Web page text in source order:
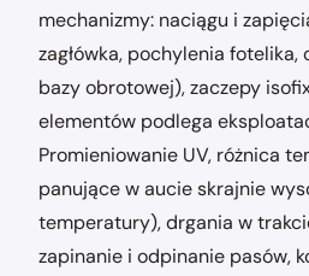
mechanizmy: naciągu i
zagłówka, pochylenia
bazy obrotowej), zaczepy
elementów podlega
Promieniowanie UV, różnica
panujące w aucie skrajnie
temperatury), drgania w
zapinanie i odpinanie pasów,